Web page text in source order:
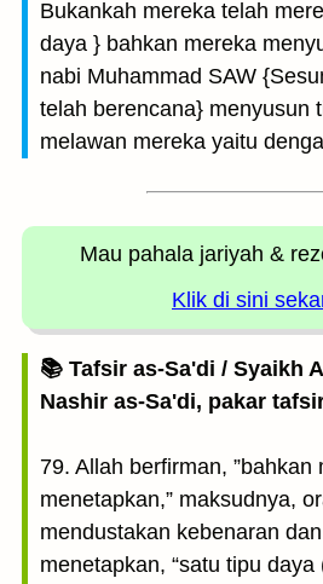
Bukankah mereka telah
daya } bahkan mereka
nabi Muhammad SAW
telah berencana} menyusun
melawan mereka yaitu
Mau pahala jariyah &
Klik di sini
📚 Tafsir as-Sa'di / Syaikh
Nashir as-Sa'di, pakar
79. Allah berfirman, ”bahkan
menetapkan,” maksudnya,
mendustakan kebenaran
menetapkan, “satu tipu daya